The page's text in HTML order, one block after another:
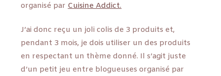
organisé par Cuisine Addict.
J’ai donc reçu un joli colis de 3 produits et,
pendant 3 mois, je dois utiliser un des produits
en respectant un thème donné. Il s’agit juste
d’un petit jeu entre blogueuses organisé par